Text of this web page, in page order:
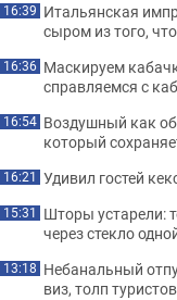
16:39 Итальянская
сыром из того,
16:36 Маскируем
справляемся с
16:54 Воздушный как
который
16:21 Удивил гостей
15:31 Шторы устарели:
через стекло
13:18 Небанальный
виз, толп